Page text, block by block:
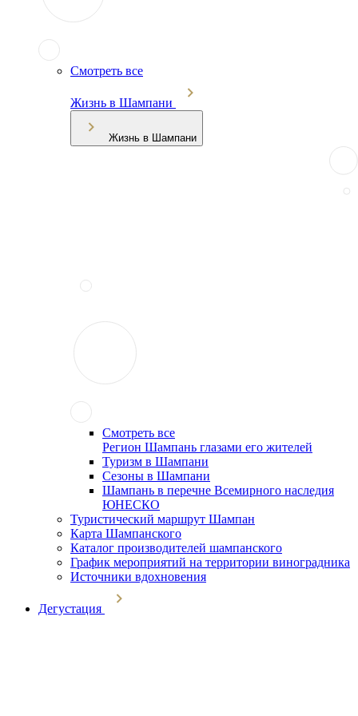
Смотреть все
Жизнь в Шампани
Жизнь в Шампани
Смотреть все
Регион Шампань глазами его жителей
Туризм в Шампани
Сезоны в Шампани
Шампань в перечне Всемирного наследия
ЮНЕСКО
Туристический маршрут Шампан
Карта Шампанского
Каталог производителей шампанского
График мероприятий на территории виноградника
Источники вдохновения
Дегустация